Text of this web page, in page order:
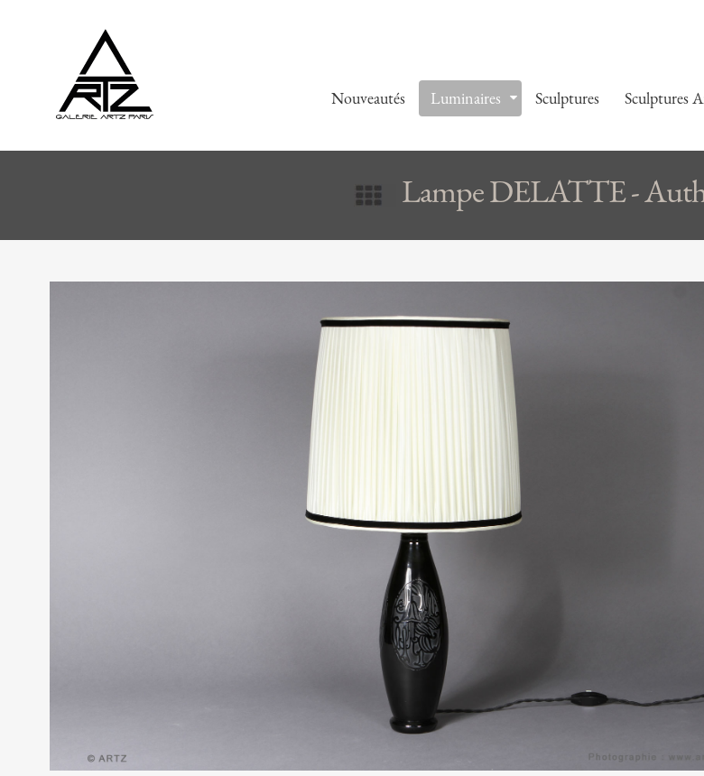
Nouveautés Luminaires Sculptures Sculptures
Lampe DELATTE -